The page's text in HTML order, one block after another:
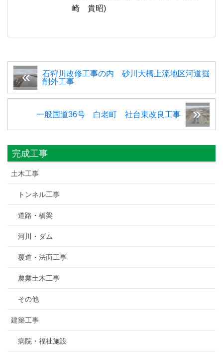
崎 貴昭)
石狩川改修工事の内 砂川大橋上流地区河道掘
削外工事
一般国道36号 白老町 社台東改良工事
完成工事
土木工事
トンネル工事
道路・橋梁
河川・ダム
覆道・法面工事
農業土木工事
その他
建築工事
病院・福祉施設